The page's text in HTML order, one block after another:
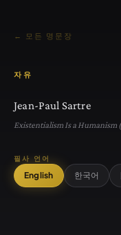
← 모든 명문장
자유
Jean-Paul Sartre
Existentialism Is a Humanism
필사 언어
English 한국어